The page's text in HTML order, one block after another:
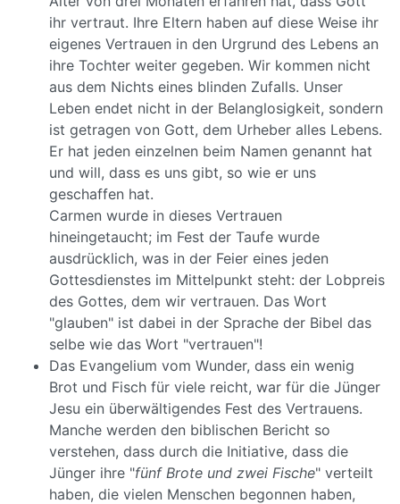
ihr vertraut. Ihre Eltern haben auf diese Weise ihr
eigenes Vertrauen in den Urgrund des Lebens an
ihre Tochter weiter gegeben. Wir kommen nicht
aus dem Nichts eines blinden Zufalls. Unser
Leben endet nicht in der Belanglosigkeit, sondern
ist getragen von Gott, dem Urheber alles Lebens.
Er hat jeden einzelnen beim Namen genannt hat
und will, dass es uns gibt, so wie er uns
geschaffen hat.
Carmen wurde in dieses Vertrauen
hineingetaucht; im Fest der Taufe wurde
ausdrücklich, was in der Feier eines jeden
Gottesdienstes im Mittelpunkt steht: der Lobpreis
des Gottes, dem wir vertrauen. Das Wort
"glauben" ist dabei in der Sprache der Bibel das
selbe wie das Wort "vertrauen"!
Das Evangelium vom Wunder, dass ein wenig
Brot und Fisch für viele reicht, war für die Jünger
Jesu ein überwältigendes Fest des Vertrauens.
Manche werden den biblischen Bericht so
verstehen, dass durch die Initiative, dass die
Jünger ihre "fünf Brote und zwei Fische" verteilt
haben, die vielen Menschen begonnen haben,